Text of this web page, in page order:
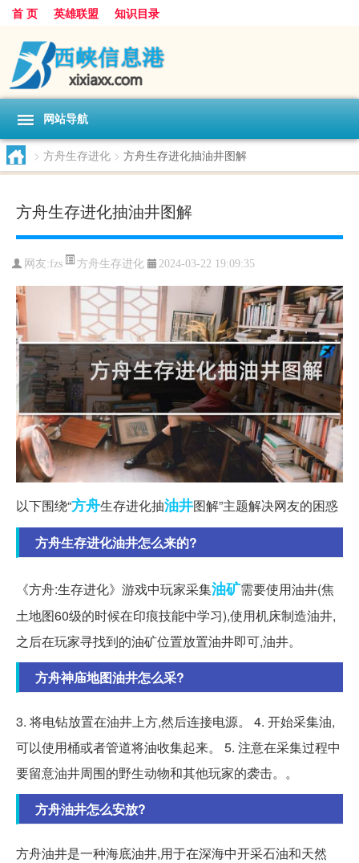
首 页 英雄联盟 知识目录
网站导航
> 方舟生存进化 > 方舟生存进化抽油井图解
方舟生存进化抽油井图解
网友:fzs 方舟生存进化 2024-03-22 19:09:35
以下围绕“方舟生存进化抽油井图解”主题解决网友的困惑
方舟生存进化油井怎么来的?
《方舟:生存进化》游戏中玩家采集油矿需要使用油井(焦
土地图60级的时候在印痕技能中学习),使用机床制造油井,
之后在玩家寻找到的油矿位置放置油井即可,油井。
方舟神庙地图油井怎么采?
3. 将电钻放置在油井上方,然后连接电源。 4. 开始采集油,
可以使用桶或者管道将油收集起来。 5. 注意在采集过程中
要留意油井周围的野生动物和其他玩家的袭击。。
方舟油井怎么安放?
方舟油井是一种海底油井,用于在深海中开采石油和天然